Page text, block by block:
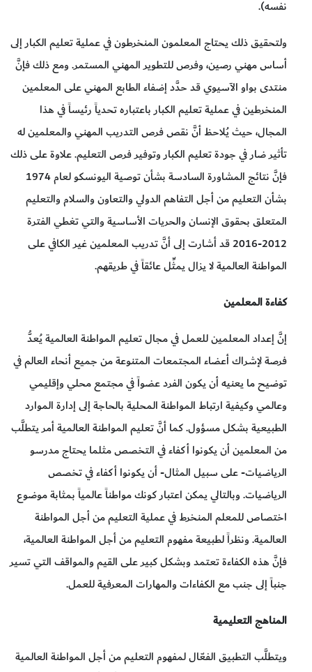
نفسه).
ولتحقيق ذلك يحتاج المعلمون المنخرطون في عملية تعليم الكبار إلى
أساس مهني رصين، وفرص للتطوير المهني المستمر. ومع ذلك فإنَّ
منتدى بواو الآسيوي قد حدَّد إضفاء الطابع المهني على المعلمين
المنخرطين في عملية تعليم الكبار باعتباره تحدياً رئيساً في هذا
المجال، حيث يُلاحظ أنَّ نقص فرص التدريب المهني والمعلمين له
تأثير ضار في جودة تعليم الكبار وتوفير فرص التعليم. علاوة على ذلك
فإنَّ نتائج المشاورة السادسة بشأن توصية اليونسكو لعام 1974
بشأن التعليم من أجل التفاهم الدولي والتعاون والسلام والتعليم
المتعلق بحقوق الإنسان والحريات الأساسية والتي تغطي الفترة
2012-2016 قد أشارت إلى أنَّ تدريب المعلمين غير الكافي على
المواطنة العالمية لا يزال يمثِّل عائقاً في طريقهم.
كفاءة المعلمين
إنَّ إعداد المعلمين للعمل في مجال تعليم المواطنة العالمية يُعدُّ
فرصة لإشراك أعضاء المجتمعات المتنوعة من جميع أنحاء العالم في
توضيح ما يعنيه أن يكون الفرد عضواً في مجتمع محلي وإقليمي
وعالمي وكيفية ارتباط المواطنة المحلية بالحاجة إلى إدارة الموارد
الطبيعية بشكل مسؤول. كما أنَّ تعليم المواطنة العالمية أمر يتطلَّب
من المعلمين أن يكونوا أكفاء في التخصص مثلما يحتاج مدرسو
الرياضيات- على سبيل المثال- أن يكونوا أكفاء في تخصص
الرياضيات. وبالتالي يمكن اعتبار كونك مواطناً عالمياً بمثابة موضوع
اختصاص للمعلم المنخرط في عملية التعليم من أجل المواطنة
العالمية. ونظراً لطبيعة مفهوم التعليم من أجل المواطنة العالمية،
فإنَّ هذه الكفاءة تعتمد وبشكل كبير على القيم والمواقف التي تسير
جنباً إلى جنب مع الكفاءات والمهارات المعرفية للعمل.
المناهج التعليمية
ويتطلَّب التطبيق الفعّال لمفهوم التعليم من أجل المواطنة العالمية